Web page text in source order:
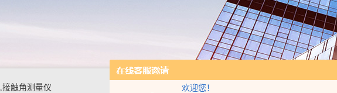
欢迎您！
触角测量仪